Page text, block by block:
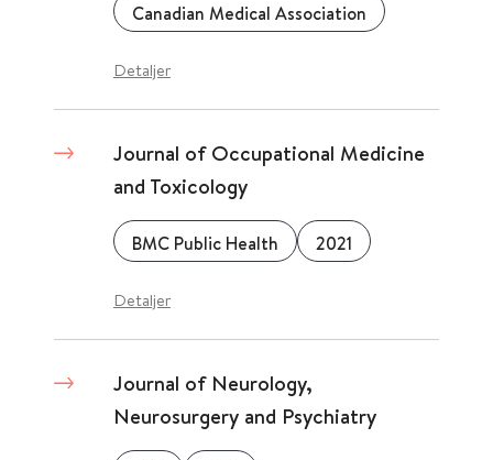
Canadian Medical Association
Detaljer
Journal of Occupational Medicine
and Toxicology
BMC Public Health 2021
Detaljer
Journal of Neurology,
Neurosurgery and Psychiatry